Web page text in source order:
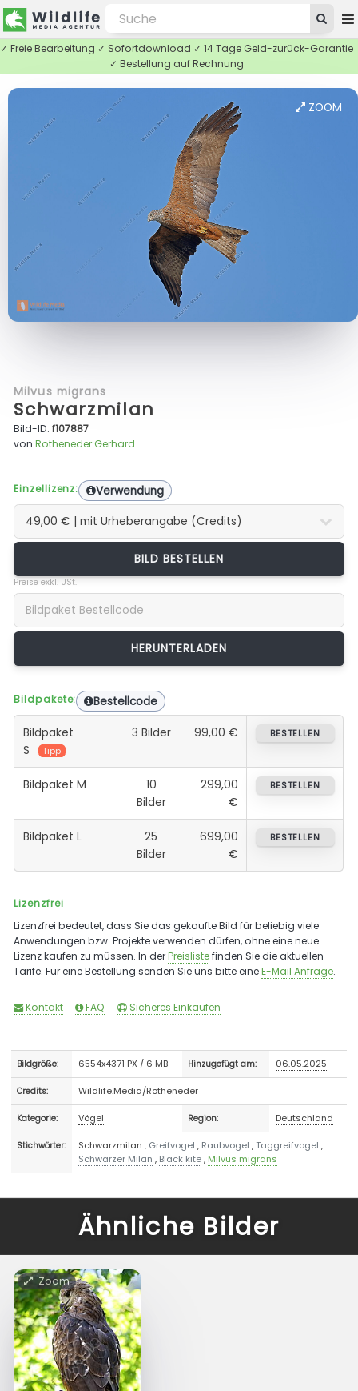
✓ Freie Bearbeitung ✓ Sofortdownload ✓ 14 Tage Geld-zurück-Garantie
✓ Bestellung auf Rechnung
ZOOM
Milvus migrans
Schwarzmilan
Bild-ID:f107887
vonRotheneder Gerhard
Einzellizenz: Verwendung
BILD BESTELLEN
Preise exkl. USt.
Bildpakete: Bestellcode
Bildpaket
S
Tipp
3 Bilder 99,00 € BESTELLEN
Bildpaket M
10
Bilder
299,00
€
BESTELLEN
Bildpaket L
25
Bilder
699,00
€
BESTELLEN
Lizenzfrei
Lizenzfrei bedeutet, dass Sie das gekaufte Bild für beliebig viele
Anwendungen bzw. Projekte verwenden dürfen, ohne eine neue
Lizenz kaufen zu müssen. In derPreislistefinden Sie die aktuellen
Tarife. Für eine Bestellung senden Sie uns bitte eineE-Mail Anfrage.
Kontakt FAQ Sicheres Einkaufen
Bildgröße: 6554x4371 PX / 6 MB Hinzugefügt am: 06.05.2025
Credits: Wildlife.Media/Rotheneder
Kategorie: Vögel Region: Deutschland
Stichwörter: Schwarzmilan , Greifvogel , Raubvogel ,Taggreifvogel ,
Schwarzer Milan , Black kite, Milvus migrans
Ähnliche Bilder
Zoom